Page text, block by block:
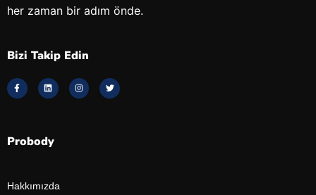
her zaman bir adım önde.
Bizi Takip Edin
Probody
Hakkımızda